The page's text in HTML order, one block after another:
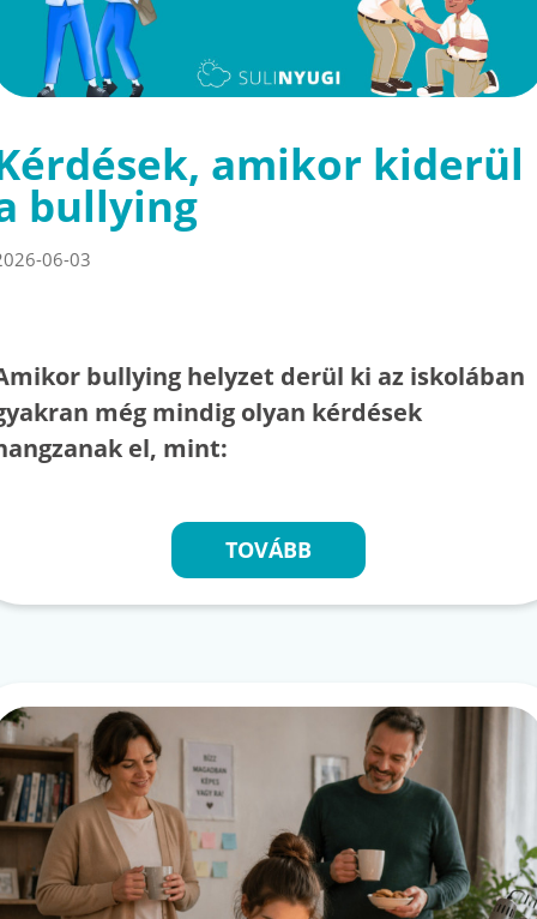
amikor kiderül
bullying
06-03
bullying helyzet derül ki az iskolában
még mindig olyan kérdések
el, mint:
TOVÁBB